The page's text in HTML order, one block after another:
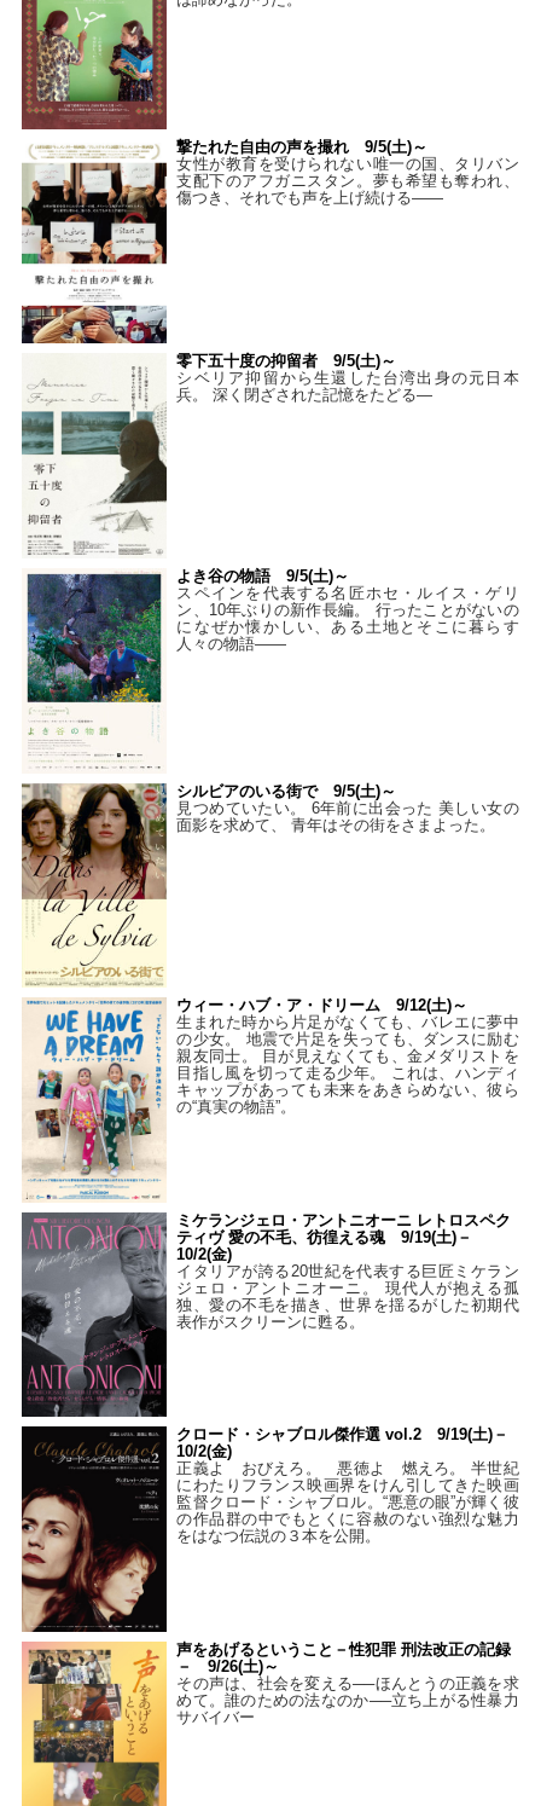
撃たれた自由の声を撮れ 9/5(土)～
女性が教育を受けられない唯一の国、タリバン
支配下のアフガニスタン。夢も希望も奪われ、
傷つき、それでも声を上げ続ける——
零下五十度の抑留者 9/5(土)～
シベリア抑留から生還した台湾出身の元日本
兵。 深く閉ざされた記憶をたどる—
よき谷の物語 9/5(土)～
スペインを代表する名匠ホセ・ルイス・ゲリ
ン、10年ぶりの新作長編。 行ったことがないの
になぜか懐かしい、ある土地とそこに暮らす
人々の物語――
シルビアのいる街で 9/5(土)～
見つめていたい。 6年前に出会った 美しい女の
面影を求めて、 青年はその街をさまよった。
ウィー・ハブ・ア・ドリーム 9/12(土)～
生まれた時から片足がなくても、バレエに夢中
の少女。 地震で片足を失っても、ダンスに励む
親友同士。 目が見えなくても、金メダリストを
目指し風を切って走る少年。 これは、ハンディ
キャップがあっても未来をあきらめない、彼ら
の“真実の物語”。
ミケランジェロ・アントニオーニ レトロスペク
ティヴ 愛の不毛、彷徨える魂 9/19(土)－
10/2(金)
イタリアが誇る20世紀を代表する巨匠ミケラン
ジェロ・アントニオーニ。 現代人が抱える孤
独、愛の不毛を描き、世界を揺るがした初期代
表作がスクリーンに甦る。
クロード・シャブロル傑作選 vol.2 9/19(土)－
10/2(金)
正義よ おびえろ。 悪徳よ 燃えろ。 半世紀
にわたりフランス映画界をけん引してきた映画
監督クロード・シャブロル。“悪意の眼”が輝く彼
の作品群の中でもとくに容赦のない強烈な魅力
をはなつ伝説の３本を公開。
声をあげるということ－性犯罪 刑法改正の記録
－ 9/26(土)～
その声は、社会を変える──ほんとうの正義を求
めて。誰のための法なのか──立ち上がる性暴力
サバイバー